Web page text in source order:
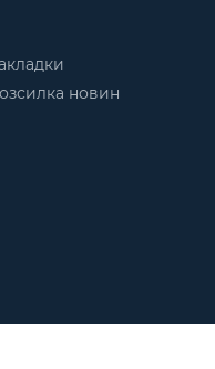
новин